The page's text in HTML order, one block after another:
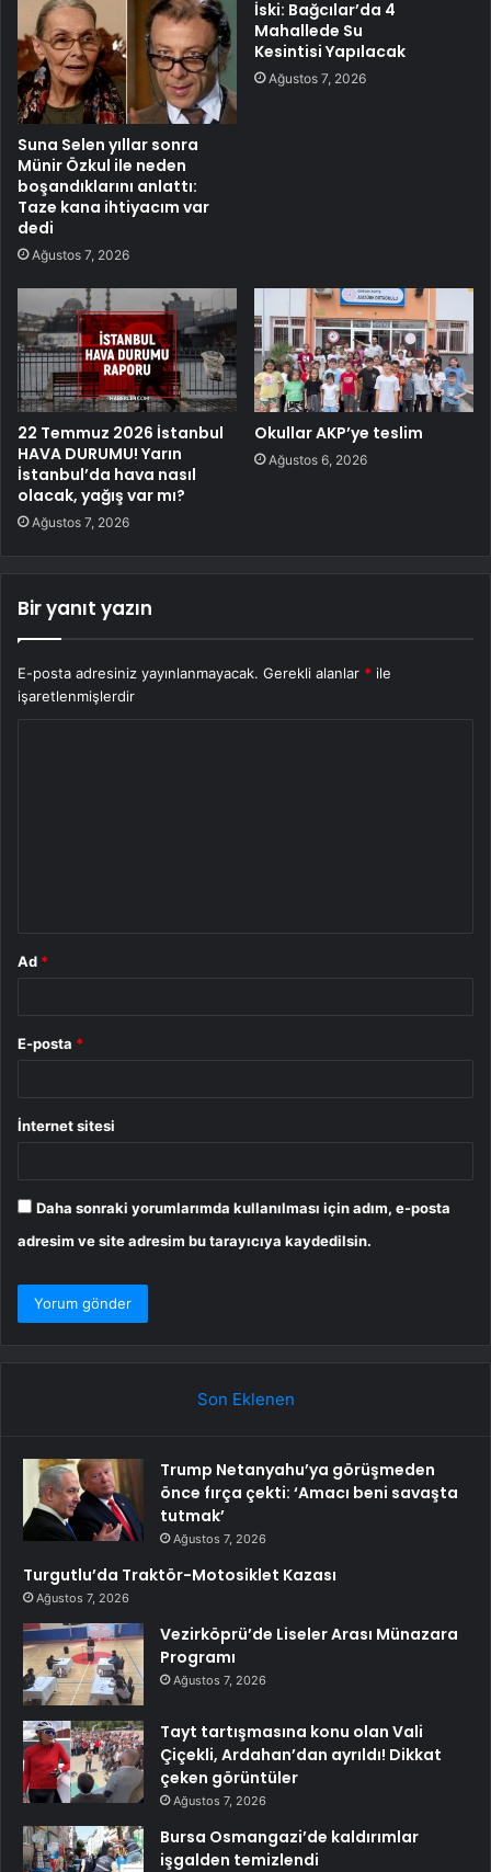
Suna Selen yıllar sonra
Münir Özkul ile neden
boşandıklarını anlattı:
Taze kana ihtiyacım var
dedi
Ağustos 7, 2026
İski: Bağcılar’da 4
Mahallede Su
Kesintisi Yapılacak
Ağustos 7, 2026
22 Temmuz 2026 İstanbul
HAVA DURUMU! Yarın
İstanbul’da hava nasıl
olacak, yağış var mı?
Ağustos 7, 2026
Okullar AKP’ye teslim
Ağustos 6, 2026
Bir yanıt yazın
E-posta adresiniz yayınlanmayacak. Gerekli alanlar * ile
işaretlenmişlerdir
Ad *
E-posta *
İnternet sitesi
Daha sonraki yorumlarımda kullanılması için adım, e-posta
adresim ve site adresim bu tarayıcıya kaydedilsin.
Son Eklenen
Trump Netanyahu’ya görüşmeden
önce fırça çekti: ‘Amacı beni savaşta
tutmak’
Ağustos 7, 2026
Turgutlu’da Traktör-Motosiklet Kazası
Ağustos 7, 2026
Vezirköprü’de Liseler Arası Münazara
Programı
Ağustos 7, 2026
Tayt tartışmasına konu olan Vali
Çiçekli, Ardahan’dan ayrıldı! Dikkat
çeken görüntüler
Ağustos 7, 2026
Bursa Osmangazi’de kaldırımlar
işgalden temizlendi